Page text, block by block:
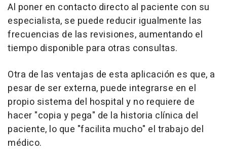
Al poner en contacto directo al paciente con su
especialista, se puede reducir igualmente las
frecuencias de las revisiones, aumentando el
tiempo disponible para otras consultas.
Otra de las ventajas de esta aplicación es que, a
pesar de ser externa, puede integrarse en el
propio sistema del hospital y no requiere de
hacer "copia y pega" de la historia clínica del
paciente, lo que "facilita mucho" el trabajo del
médico.